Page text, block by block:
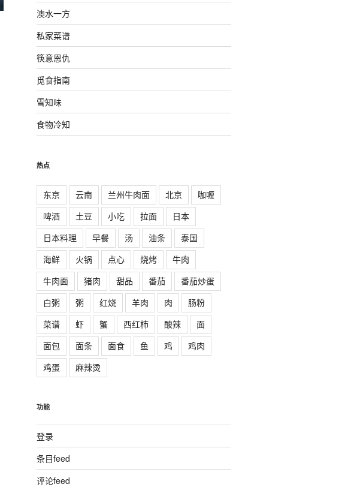
澳水一方
私家菜谱
筷意恩仇
觅食指南
雪知味
食物冷知
热点
东京 云南 兰州牛肉面 北京
咖喱
啤酒
土豆 小吃 拉面
日本
日本料理
早餐 汤 油条
泰国
海鲜
火锅 点心 烧烤
牛肉
牛肉面
猪肉 甜品 番茄
番茄炒蛋
白粥
粥 红烧 羊肉 肉
肠粉
菜谱
虾 蟹 西红柿 酸辣
面
面包
面条 面食 鱼 鸡
鸡肉
鸡蛋
麻辣烫
功能
登录
条目feed
评论feed